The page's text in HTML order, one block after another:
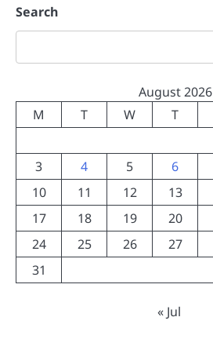
Search
August 2026
M
T W T
3
4 5 6
10
11 12 13
17
18 19 20
24
25 26 27
31
« Jul